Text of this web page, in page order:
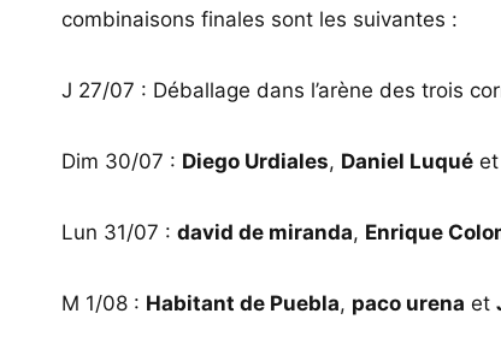
combinaisons finales sont les suivantes :
J 27/07 : Déballage dans l’arène des trois
Dim 30/07 : Diego Urdiales, Daniel Luqué et
Lun 31/07 : david de miranda, Enrique
M 1/08 : Habitant de Puebla, paco urena et